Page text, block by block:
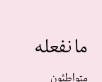
ما نفعله
متواطئون